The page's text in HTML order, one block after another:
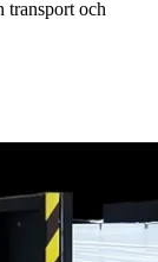
transport och